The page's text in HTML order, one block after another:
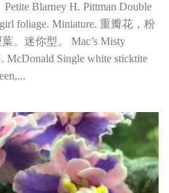
Blarney H. Pittman Double
foliage. Miniature. 重瓣花，粉
。迷你型。 Mac’s Misty
McDonald Single white sticktite